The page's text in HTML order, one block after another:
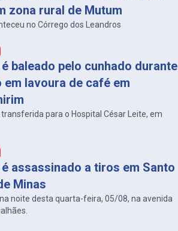
zona rural de Mutum
no Córrego dos Leandros
baleado pelo cunhado durante
em lavoura de café em
para o Hospital César Leite, em
assassinado a tiros em Santo
Minas
noite desta quarta-feira, 05/08, na avenida